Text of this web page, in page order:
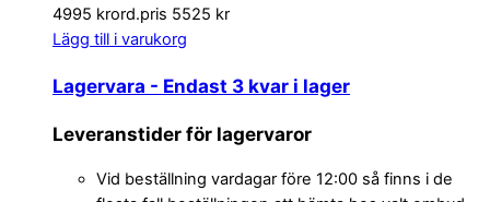
4995 krord.pris 5525 kr
Lägg till i varukorg
Lagervara - Endast 3 kvar i lager
Leveranstider för lagervaror
Vid beställning vardagar före 12:00 så finns i de